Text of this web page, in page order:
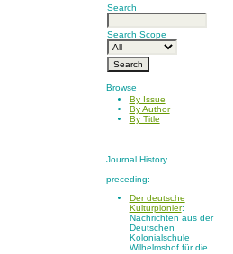
Search
Search Scope
Browse
By Issue
By Author
By Title
Journal History
preceding:
Der deutsche
Kulturpionier:
Nachrichten aus der
Deutschen
Kolonialschule
Wilhelmshof für die